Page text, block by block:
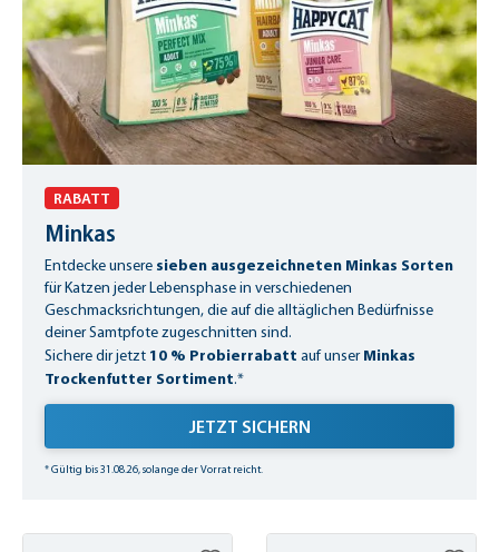
RABATT
Minkas
Entdecke unsere sieben ausgezeichneten Minkas Sorten
für Katzen jeder Lebensphase in verschiedenen
Geschmacksrichtungen, die auf die alltäglichen Bedürfnisse
deiner Samtpfote zugeschnitten sind.
Sichere dir jetzt 10 % Probierrabatt auf unserMinkas
Trockenfutter Sortiment.*
JETZT SICHERN
* Gültig bis 31.08.26, solange der Vorrat reicht.